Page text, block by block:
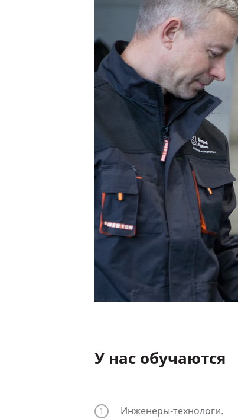
У нас обучаются
Инженеры-технологи.